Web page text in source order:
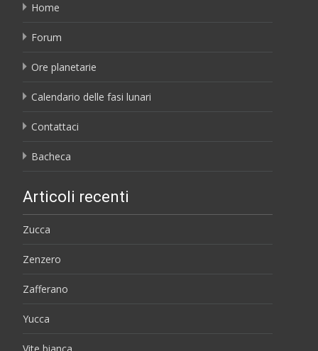
Home
Forum
Ore planetarie
Calendario delle fasi lunari
Contattaci
Bacheca
Articoli recenti
Zucca
Zenzero
Zafferano
Yucca
Vite bianca